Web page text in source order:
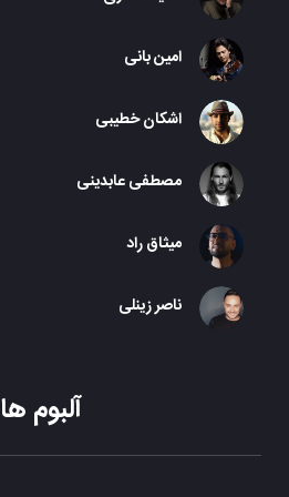
امین بانی
اشکان خطیبی
مصطفی عابدینی
میثاق راد
ناصر زینلی
آلبوم ها